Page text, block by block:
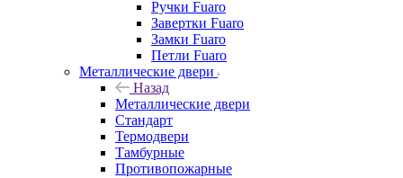
Ручки Fuaro
Завертки Fuaro
Замки Fuaro
Петли Fuaro
Металлические двери
Назад
Металлические двери
Стандарт
Термодвери
Тамбурные
Противопожарные